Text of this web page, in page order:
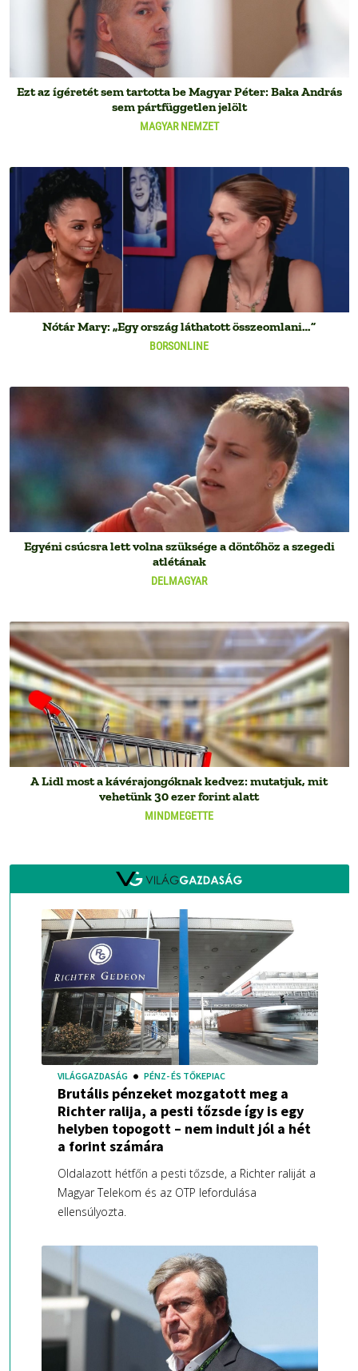
MAGYAR NEMZET
Ezt az ígéretét sem tartotta be Magyar Péter: Baka András
sem pártfüggetlen jelölt
BORSONLINE
Nótár Mary: „Egy ország láthatott összeomlani…”
DELMAGYAR
Egyéni csúcsra lett volna szüksége a döntőhöz a szegedi
atlétának
MINDMEGETTE
A Lidl most a kávérajongóknak kedvez: mutatjuk, mit
vehetünk 30 ezer forint alatt
VILÁGGAZDASÁG PÉNZ- ÉS TŐKEPIAC
Brutális pénzeket mozgatott meg a
Richter ralija, a pesti tőzsde így is egy
helyben topogott – nem indult jól a hét
a forint számára
Oldalazott hétfőn a pesti tőzsde, a Richter raliját a
Magyar Telekom és az OTP lefordulása
ellensúlyozta.